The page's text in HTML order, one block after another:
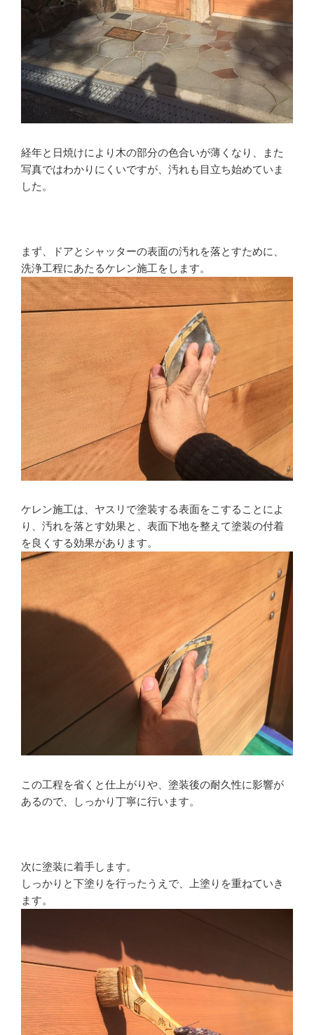
経年と日焼けにより木の部分の色合いが薄くなり、また
写真ではわかりにくいですが、汚れも目立ち始めていま
した。
まず、ドアとシャッターの表面の汚れを落とすために、
洗浄工程にあたるケレン施工をします。
ケレン施工は、ヤスリで塗装する表面をこすることによ
り、汚れを落とす効果と、表面下地を整えて塗装の付着
を良くする効果があります。
この工程を省くと仕上がりや、塗装後の耐久性に影響が
あるので、しっかり丁寧に行います。
次に塗装に着手します。
しっかりと下塗りを行ったうえで、上塗りを重ねていき
ます。